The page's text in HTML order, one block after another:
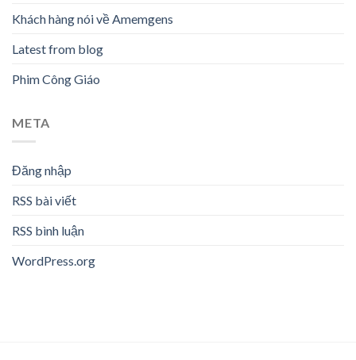
Khách hàng nói về Amemgens
Latest from blog
Phim Công Giáo
META
Đăng nhập
RSS bài viết
RSS bình luận
WordPress.org